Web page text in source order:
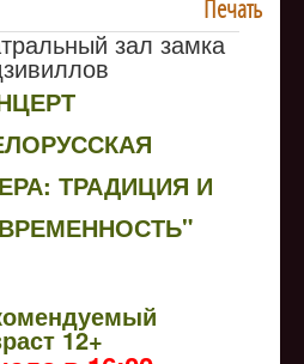
Печать
зал замка
ТРАДИЦИЯ И
12+